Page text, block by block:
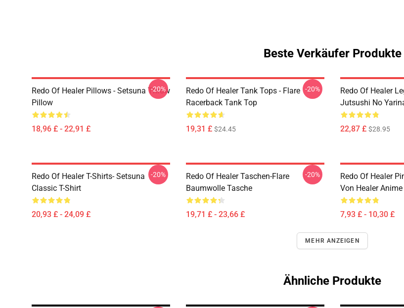
Beste Verkäufer Produkte
Redo Of Healer Pillows - Setsuna Throw
Pillow
18,96 £ - 22,91 £
-20%
Redo Of Healer Tank Tops - Flare
Racerback Tank Top
19,31 £ $24.45
-20%
Redo Of Healer
Jutsushi No
22,87 £ $28.95
Redo Of Healer T-Shirts- Setsuna
Classic T-Shirt
20,93 £ - 24,09 £
-20%
Redo Of Healer Taschen-Flare
Baumwolle Tasche
19,71 £ - 23,66 £
-20%
Redo Of Healer
Von Healer
7,93 £ - 10,30 £
MEHR ANZEIGEN
Ähnliche Produkte